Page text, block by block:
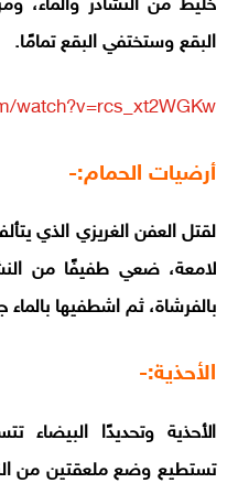
خليط من النشادر والماء،
البقع وستختفي البقع تمامًا.
watch?v=rcs_xt2WGKw
أرضيات الحمام:-
لقتل العفن الغريزي الذي
لامعة، ضعي طفيفًا من
بالفرشاة، ثم اشطفيها
الأحذية:-
الأحذية وتحديدًا
تستطيع وضع ملعقتين من